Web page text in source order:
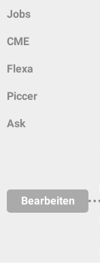
Jobs
CME
Flexa
Piccer
Ask
Bearbeiten